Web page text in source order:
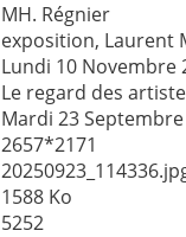
MH. Régnier
exposition, Laurent
Lundi 10 Novembre
Le regard des
Mardi 23
2657*2171
1588 Ko
5252